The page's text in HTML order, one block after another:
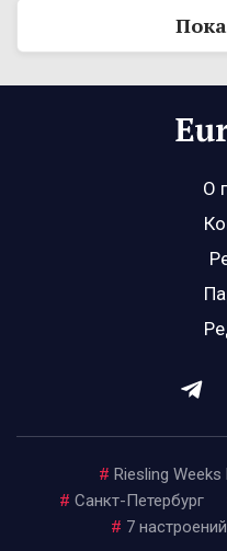
О
# Riesling Weeks
# Санкт-Петербург
# 7